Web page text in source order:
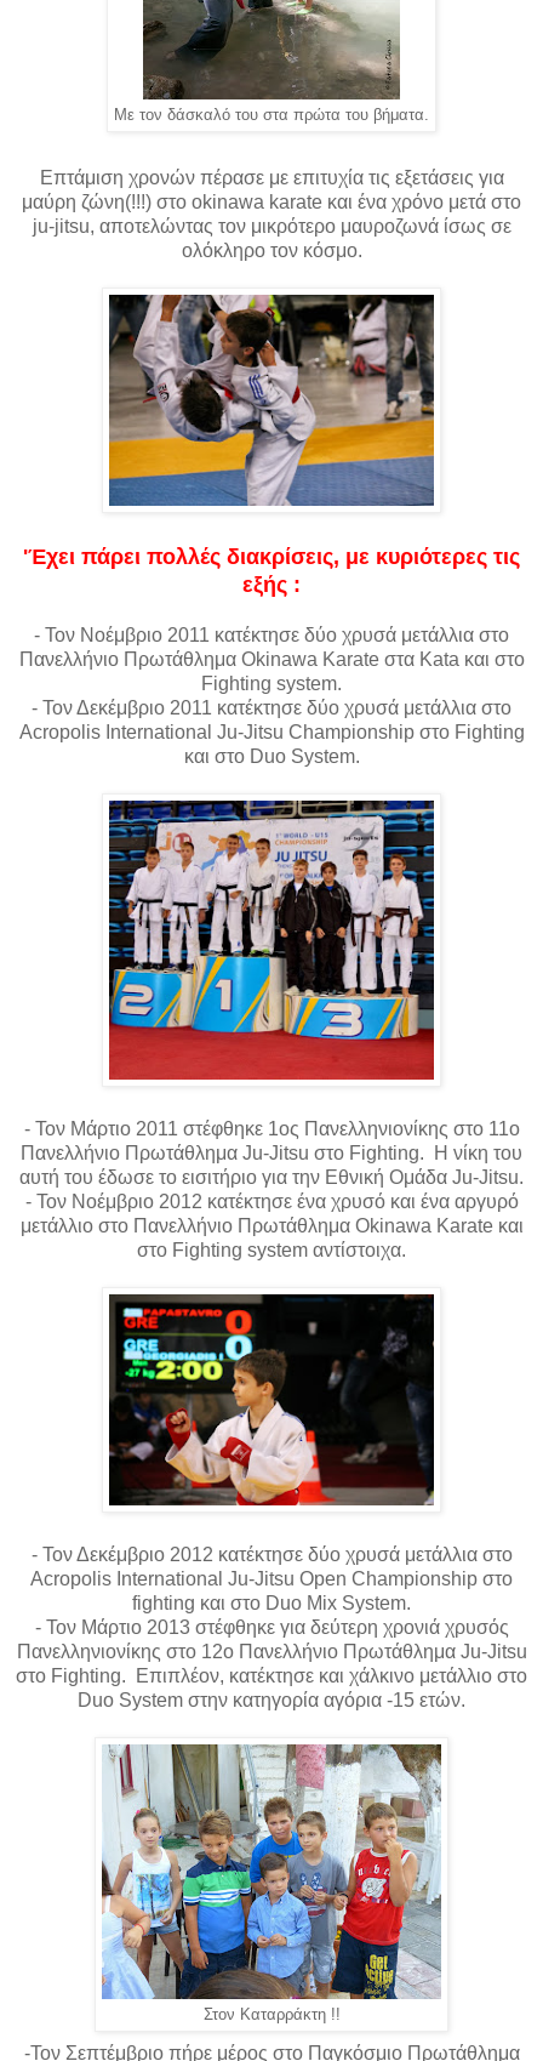
Με τον δάσκαλό του στα πρώτα του βήματα.
Επτάμιση χρονών πέρασε με επιτυχία τις εξετάσεις για
μαύρη ζώνη(!!!) στο okinawa karate και ένα χρόνο μετά στο
ju-jitsu, αποτελώντας τον μικρότερο μαυροζωνά ίσως σε
ολόκληρο τον κόσμο.
'Έχει πάρει πολλές διακρίσεις, με κυριότερες τις
εξής :
- Τον Νοέμβριο 2011 κατέκτησε δύο χρυσά μετάλλια στο
Πανελλήνιο Πρωτάθλημα Okinawa Karate στα Kata και στο
Fighting system.
- Τον Δεκέμβριο 2011 κατέκτησε δύο χρυσά μετάλλια στο
Acropolis International Ju-Jitsu Championship στο Fighting
και στο Duo System.
- Τον Μάρτιο 2011 στέφθηκε 1ος Πανελληνιονίκης στο 11ο
Πανελλήνιο Πρωτάθλημα Ju-Jitsu στο Fighting. Η νίκη του
αυτή του έδωσε το εισιτήριο για την Εθνική Ομάδα Ju-Jitsu.
- Τον Νοέμβριο 2012 κατέκτησε ένα χρυσό και ένα αργυρό
μετάλλιο στο Πανελλήνιο Πρωτάθλημα Okinawa Karate και
στο Fighting system αντίστοιχα.
- Τον Δεκέμβριο 2012 κατέκτησε δύο χρυσά μετάλλια στο
Acropolis International Ju-Jitsu Open Championship στο
fighting και στο Duo Mix System.
- Τον Μάρτιο 2013 στέφθηκε για δεύτερη χρονιά χρυσός
Πανελληνιονίκης στο 12ο Πανελλήνιο Πρωτάθλημα Ju-Jitsu
στο Fighting. Επιπλέον, κατέκτησε και χάλκινο μετάλλιο στο
Duo System στην κατηγορία αγόρια -15 ετών.
Στον Καταρράκτη !!
-Τον Σεπτέμβριο πήρε μέρος στο Παγκόσμιο Πρωτάθλημα